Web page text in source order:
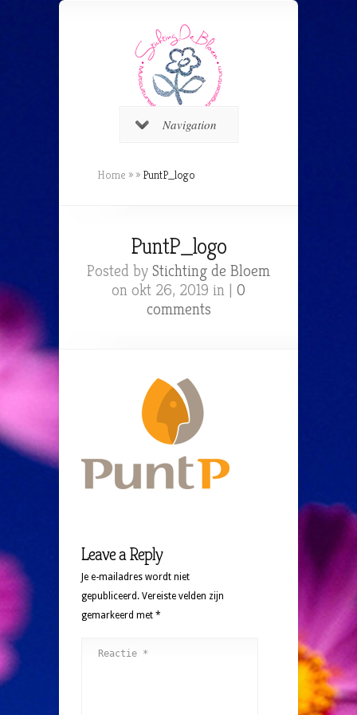
Navigation
Home » » PuntP_logo
PuntP_logo
Posted by Stichting de Bloem
on okt 26, 2019 in | 0
comments
Leave a Reply
Je e-mailadres wordt niet
gepubliceerd. Vereiste velden zijn
gemarkeerd met *